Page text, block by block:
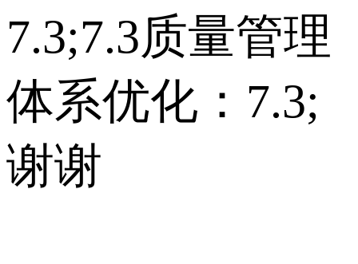
7.3;7.3质量管理
体系优化：7.3;
谢谢